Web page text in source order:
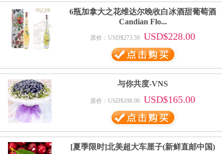
6瓶加拿大之花维达尔晚收白冰酒甜葡萄酒
Candian Flo...
原价：USD$273.59 USD$228.00
与你共度-VNS
原价：USD$198.00 USD$165.00
[夏季限时]北美超大车厘子(新鲜直邮中国)